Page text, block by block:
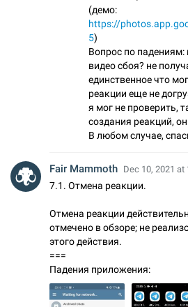
(демо:
https://
5)
Вопрос по
видео сбоя? не
единственное что
реакции еще не
я мог не проверить,
создания реакций,
В любом случае,
Fair Mammoth Dec 10, 2021 at
7.1. Отмена реакции.
Отмена реакции
отмечено в обзоре; не
этого действия.
===
Падения приложения: